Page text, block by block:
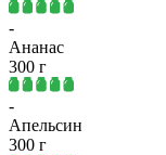
-
Ананас
300 г
-
Апельсин
300 г